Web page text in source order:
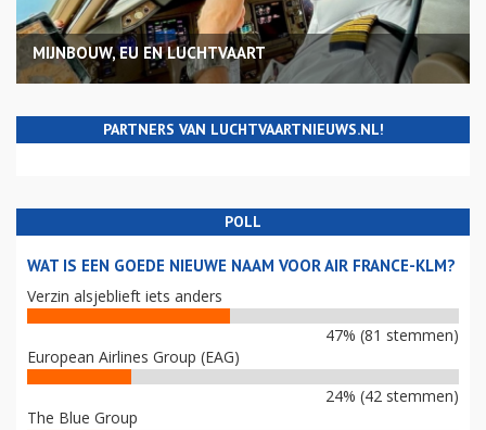
MIJNBOUW, EU EN LUCHTVAART
PARTNERS VAN LUCHTVAARTNIEUWS.NL!
POLL
WAT IS EEN GOEDE NIEUWE NAAM VOOR AIR FRANCE-KLM?
Verzin alsjeblieft iets anders
47% (81 stemmen)
European Airlines Group (EAG)
24% (42 stemmen)
The Blue Group